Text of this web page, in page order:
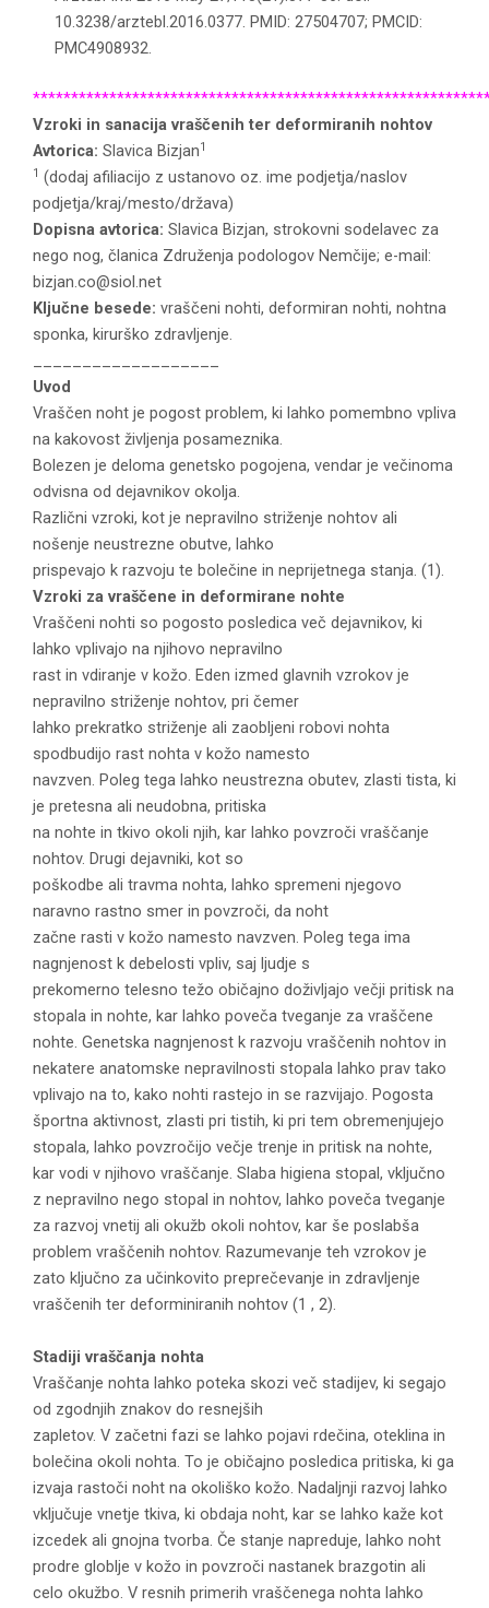
10.3238/arztebl.2016.0377. PMID: 27504707; PMCID:
PMC4908932.
Vzroki in sanacija vraščenih ter deformiranih nohtov
Avtorica: Slavica Bizjan1
1 (dodaj afiliacijo z ustanovo oz. ime podjetja/naslov
podjetja/kraj/mesto/država)
Dopisna avtorica: Slavica Bizjan, strokovni sodelavec za
nego nog, članica Združenja podologov Nemčije; e-mail:
bizjan.co@siol.net
Ključne besede: vraščeni nohti, deformiran nohti, nohtna
sponka, kirurško zdravljenje.
Uvod
Vraščen noht je pogost problem, ki lahko pomembno vpliva
na kakovost življenja posameznika.
Bolezen je deloma genetsko pogojena, vendar je večinoma
odvisna od dejavnikov okolja.
Različni vzroki, kot je nepravilno striženje nohtov ali
nošenje neustrezne obutve, lahko
prispevajo k razvoju te bolečine in neprijetnega stanja. (1).
Vzroki za vraščene in deformirane nohte
Vraščeni nohti so pogosto posledica več dejavnikov, ki
lahko vplivajo na njihovo nepravilno
rast in vdiranje v kožo. Eden izmed glavnih vzrokov je
nepravilno striženje nohtov, pri čemer
lahko prekratko striženje ali zaobljeni robovi nohta
spodbudijo rast nohta v kožo namesto
navzven. Poleg tega lahko neustrezna obutev, zlasti tista, ki
je pretesna ali neudobna, pritiska
na nohte in tkivo okoli njih, kar lahko povzroči vraščanje
nohtov. Drugi dejavniki, kot so
poškodbe ali travma nohta, lahko spremeni njegovo
naravno rastno smer in povzroči, da noht
začne rasti v kožo namesto navzven. Poleg tega ima
nagnjenost k debelosti vpliv, saj ljudje s
prekomerno telesno težo običajno doživljajo večji pritisk na
stopala in nohte, kar lahko poveča tveganje za vraščene
nohte. Genetska nagnjenost k razvoju vraščenih nohtov in
nekatere anatomske nepravilnosti stopala lahko prav tako
vplivajo na to, kako nohti rastejo in se razvijajo. Pogosta
športna aktivnost, zlasti pri tistih, ki pri tem obremenjujejo
stopala, lahko povzročijo večje trenje in pritisk na nohte,
kar vodi v njihovo vraščanje. Slaba higiena stopal, vključno
z nepravilno nego stopal in nohtov, lahko poveča tveganje
za razvoj vnetij ali okužb okoli nohtov, kar še poslabša
problem vraščenih nohtov. Razumevanje teh vzrokov je
zato ključno za učinkovito preprečevanje in zdravljenje
vraščenih ter deforminiranih nohtov (1 , 2).
Stadiji vraščanja nohta
Vraščanje nohta lahko poteka skozi več stadijev, ki segajo
od zgodnjih znakov do resnejših
zapletov. V začetni fazi se lahko pojavi rdečina, oteklina in
bolečina okoli nohta. To je običajno posledica pritiska, ki ga
izvaja rastoči noht na okoliško kožo. Nadaljnji razvoj lahko
vključuje vnetje tkiva, ki obdaja noht, kar se lahko kaže kot
izcedek ali gnojna tvorba. Če stanje napreduje, lahko noht
prodre globlje v kožo in povzroči nastanek brazgotin ali
celo okužbo. V resnih primerih vraščenega nohta lahko